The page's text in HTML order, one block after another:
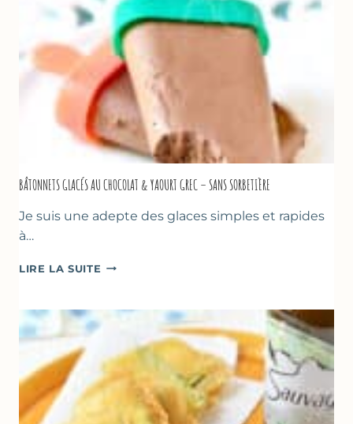
D’ORANGER
BÂTONNETS GLACÉS AU CHOCOLAT & YAOURT GREC – SANS SORBETIÈRE
Je suis une adepte des glaces simples et rapides
à…
LIRE LA SUITE BÂTONNETS
CHOCOLAT
YAOURT
GREC
–
SANS
SORBETIÈRE